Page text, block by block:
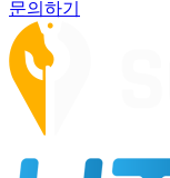
문의하기